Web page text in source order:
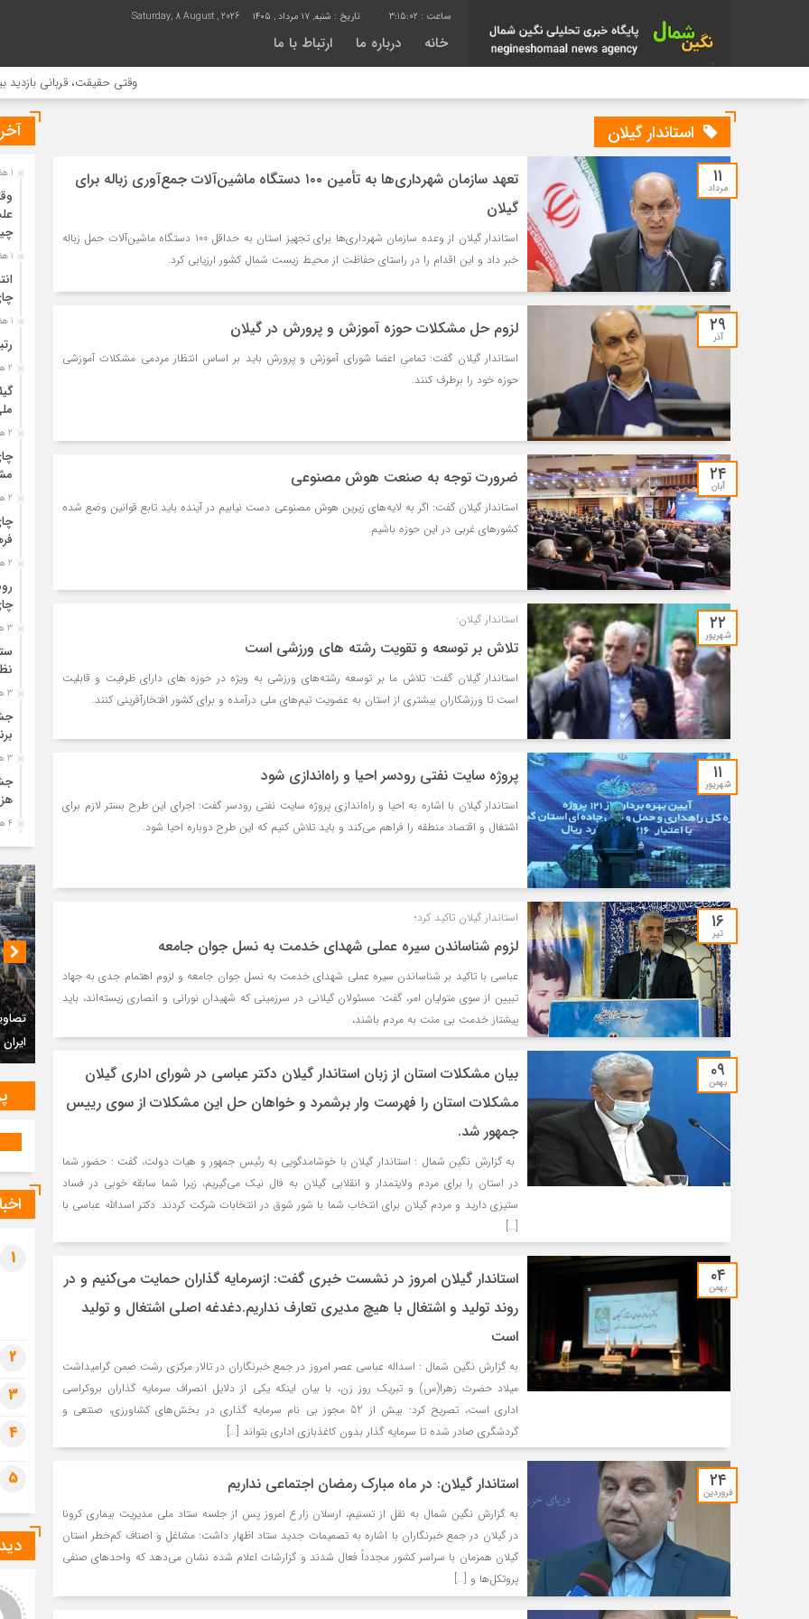
3:15:03 تاریخ : شنبه, ۱۷ مرداد , ۱۴۰۵ Saturday, 8 August , 2026
خانه درباره ما ارتباط با ما
وقتی حقیقت، قربانی بازدید بیشتر
استاندار گیلان
۱۱
مرداد
تعهد سازمان شهرداری‌ها به تأمین ۱۰۰ دستگاه ماشین‌آلات جمع‌آوری زباله برای
گیلان
استاندار گیلان از وعده سازمان شهرداری‌ها برای تجهیز استان به حداقل ۱۰۰ دستگاه ماشین‌آلات حمل زباله
خبر داد و این اقدام را در راستای حفاظت از محیط زیست شمال کشور ارزیابی کرد.
۲۹
آذر لزوم حل مشکلات حوزه آموزش و پرورش در گیلان
استاندار گیلان گفت: تمامی اعضا شورای آموزش و پرورش باید بر اساس انتظار مردمی مشکلات آموزشی
حوزه خود را برطرف کنند.
۲۴
آبان ضرورت توجه به صنعت هوش مصنوعی
استاندار گیلان گفت: اگر به لایه‌های زیرین هوش مصنوعی دست نیابیم در آینده باید تابع قوانین وضع شده
کشور‌های غربی در این حوزه باشیم.
۲۲
شهریور
استاندار گیلان:
تلاش بر توسعه و تقویت رشته های ورزشی است
استاندار گیلان گفت: تلاش ما بر توسعه رشته‌های ورزشی به ویژه در حوزه های دارای ظرفیت و قابلیت
است تا ورزشکاران بیشتری از استان به عضویت تیم‌های ملی درآمده و برای کشور افتخارآفرینی کنند.
۱۱
شهریور پروژه سایت نفتی رودسر احیا و راه‌اندازی شود
استاندار گیلان با اشاره به احیا و راه‌اندازی پروژه سایت نفتی رودسر گفت: اجرای این طرح بستر لازم برای
اشتغال و اقتصاد منطقه را فراهم می‌کند و باید تلاش کنیم که این طرح دوباره احیا شود.
۱۶
تیر
استاندار گیلان تاکید کرد؛
لزوم شناساندن سیره عملی شهدای خدمت به نسل جوان جامعه
عباسی با تاکید بر شناساندن سیره عملی شهدای خدمت به نسل جوان جامعه و لزوم اهتمام جدی به جهاد
تبیین از سوی متولیان امر، گفت: مسئولان گیلانی در سرزمینی که شهیدان نورانی و انصاری زیسته‌اند، باید
پیشتاز خدمت بی منت به مردم باشند،
۰۹
بهمن
بیان مشکلات استان از زبان استاندار گیلان دکتر عباسی در شورای اداری گیلان
مشکلات استان را فهرست وار برشمرد و خواهان حل این مشکلات از سوی رییس
جمهور شد.
به گزارش نگین شمال : استاندار گیلان با خوشامدگویی به رئیس جمهور و هیات دولت، گفت : حضور شما
در استان را برای مردم ولایتمدار و انقلابی گیلان به فال نیک می‌گیریم، زیرا شما سابقه خوبی در فساد
ستیزی دارید و مردم گیلان برای انتخاب شما با شور شوق در انتخابات شرکت کردند. دکتر اسدالله عباسی با
[…]
۰۴
بهمن
استاندار گیلان امروز در نشست خبری گفت: ازسرمایه گذاران حمایت می‌کنیم و در
روند تولید و اشتغال با هیچ مدیری تعارف نداریم.دغدغه اصلی اشتغال و تولید
است
به گزارش نگین شمال : اسداله عباسی عصر امروز در جمع خبرنگاران در تالار مرکزی رشت ضمن گرامیداشت
میلاد حضرت زهرا(س) و تبریک روز زن، با بیان اینکه یکی از دلایل انصراف سرمایه گذاران بروکراسی
اداری است، تصریح کرد: بیش از 52 مجوز بی نام سرمایه گذاری در بخش‌های کشاورزی، صنتعی و
گردشگری صادر شده تا سرمایه گذار بدون کاغذبازی اداری بتواند […]
۲۴
فروردین استاندار گیلان: در ‌ماه مبارک رمضان ‌اجتماعی نداریم
به گزارش نگین شمال به نقل از تسنیم، ارسلان زارع امروز پس از جلسه ستاد ملی مدیریت بیماری کرونا
در گیلان در جمع خبرنگاران با اشاره به تصمیمات جدید ستاد اظهار داشت: مشاغل و اصناف کم‌خطر استان
گیلان همزمان با سراسر کشور مجدداً فعال شدند و گزارشات اعلام شده نشان می‌دهد که واحدهای صنفی
پروتکل‌ها و […]
1 هفته قبل
1 هفته قبل
1 هفته قبل
2 هفته قبل
2 هفته قبل
2 هفته قبل
2 هفته قبل
3 هفته قبل
3 هفته قبل
3 هفته قبل
4 هفته قبل
4 هفته قبل
4 هفته قبل
4 هفته قبل
1 ماه قبل
1 ماه قبل
1 ماه قبل
1 ماه قبل
1 ماه قبل
ایران – مشهد
1
2
3
4
5
Myrtle
آمادگی کامل دهیاران در
Nikita2881